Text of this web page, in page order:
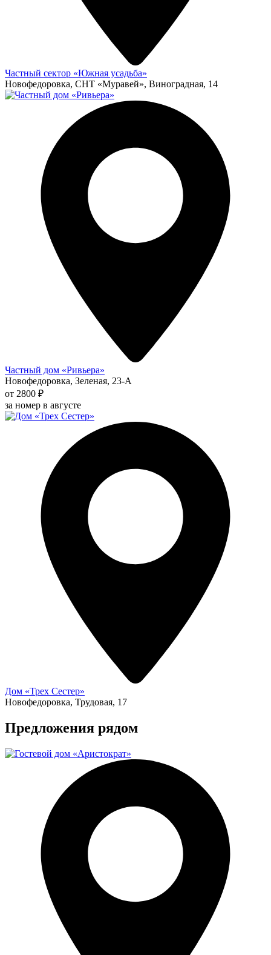
Частный сектор «Южная усадьба»
Новофедоровка, СНТ «Муравей», Виноградная, 14
Частный дом «Ривьера»
Новофедоровка, Зеленая, 23-А
от 2800 ₽
за номер в августе
Дом «Трех Сестер»
Новофедоровка, Трудовая, 17
Предложения рядом